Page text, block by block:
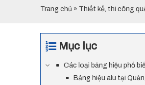
Trang chủ » Thiết kế, thi công
Mục lục
Các loại bảng hiệu phổ
Bảng hiệu alu tại